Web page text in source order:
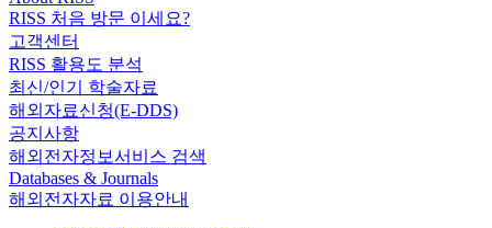
RISS 처음 방문 이세요?
고객센터
RISS 활용도 분석
최신/인기 학술자료
해외자료신청(E-DDS)
공지사항
해외전자정보서비스 검색
Databases & Journals
해외전자자료 이용안내